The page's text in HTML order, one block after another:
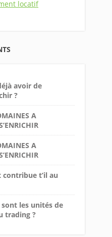
locatif
avoir de
?
A
A
contribue t’il au
sont les unités de
trading ?